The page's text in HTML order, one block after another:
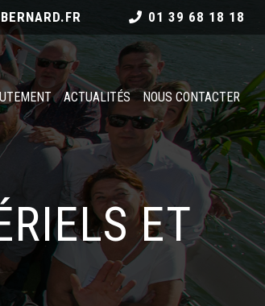
01 39 68 18 18
ACTUALITÉS NOUS CONTACTER
ET